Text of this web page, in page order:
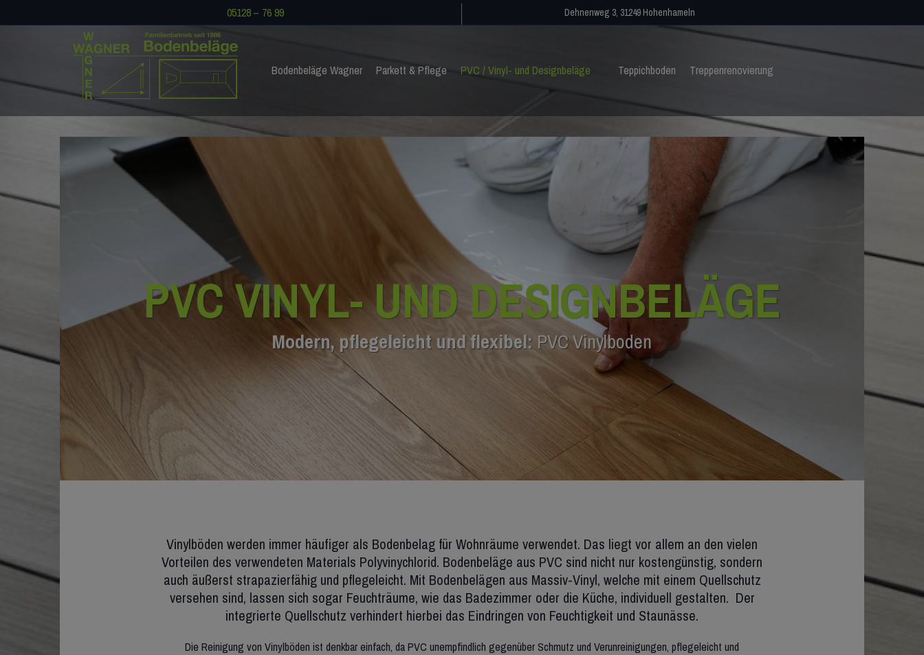
05128 – 76 99 Dehnenweg 3, 31249 Hohenhameln
Bodenbeläge Wagner Parkett & Pflege PVC / Vinyl- und Designbeläge Teppichboden Treppenrenovierung
PVC VINYL- UND DESIGNBELÄGE
Modern, pflegeleicht und flexibel: PVC Vinylboden
Vinylböden werden immer häufiger als Bodenbelag für Wohnräume verwendet. Das liegt vor allem an den vielen
Vorteilen des verwendeten Materials Polyvinychlorid. Bodenbeläge aus PVC sind nicht nur kostengünstig, sondern
auch äußerst strapazierfähig und pflegeleicht. Mit Bodenbelägen aus Massiv-Vinyl, welche mit einem Quellschutz
versehen sind, lassen sich sogar Feuchträume, wie das Badezimmer oder die Küche, individuell gestalten. Der
integrierte Quellschutz verhindert hierbei das Eindringen von Feuchtigkeit und Staunässe.
Die Reinigung von Vinylböden ist denkbar einfach, da PVC unempfindlich gegenüber Schmutz und Verunreinigungen, pflegeleicht und